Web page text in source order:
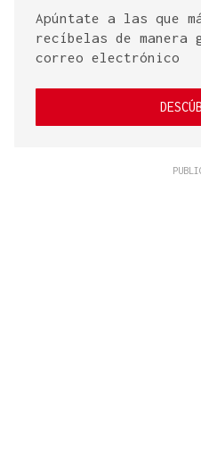
Apúntate a las que
recíbelas de
correo electrónico